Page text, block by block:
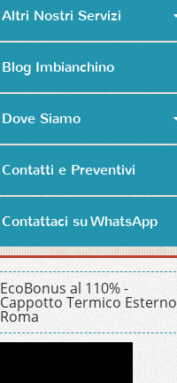
Altri Nostri Servizi
Blog Imbianchino
Dove Siamo
Contatti e Preventivi
Contattaci su WhatsApp
EcoBonus al 110% -
Cappotto Termico Esterno
Roma